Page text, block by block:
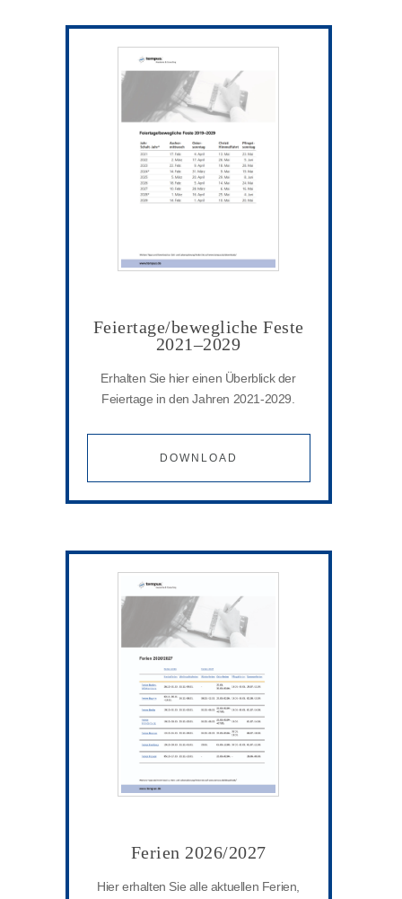
Feiertage/bewegliche Feste
2021–2029
Erhalten Sie hier einen Überblick der
Feiertage in den Jahren 2021-2029.
DOWNLOAD
Ferien 2026/2027
Hier erhalten Sie alle aktuellen Ferien,